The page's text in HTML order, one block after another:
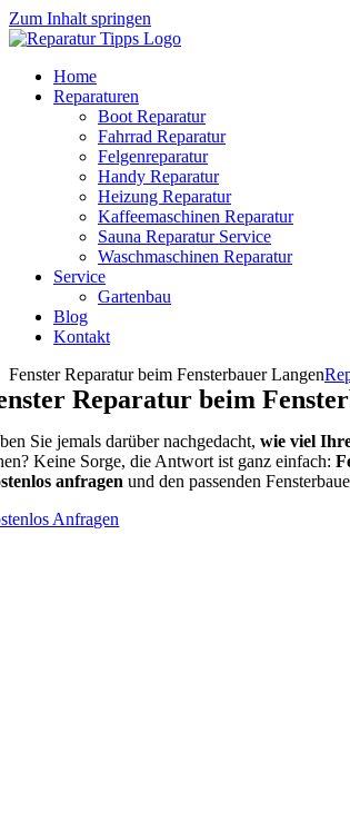
Zum Inhalt springen
Home
Reparaturen
Boot Reparatur
Fahrrad Reparatur
Felgenreparatur
Handy Reparatur
Heizung Reparatur
Kaffeemaschinen Reparatur
Sauna Reparatur Service
Waschmaschinen Reparatur
Service
Gartenbau
Blog
Kontakt
Fenster Reparatur beim Fensterbauer Langen
Reparatur beim
Sie jemals darüber nachgedacht,wie viel
Keine Sorge, die Antwort ist ganz einfach:
anfragen und den passenden
Anfragen